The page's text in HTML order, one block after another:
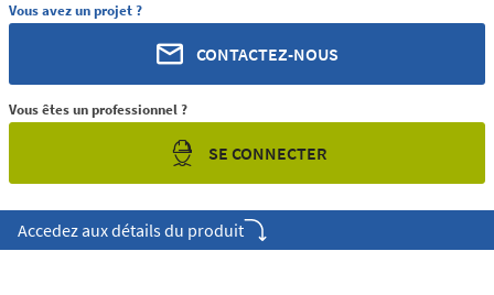
Vous avez un projet ?
CONTACTEZ-NOUS
Vous êtes un professionnel ?
SE CONNECTER
Accedez aux détails du produit